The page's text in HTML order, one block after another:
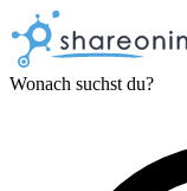
Wonach suchst du?